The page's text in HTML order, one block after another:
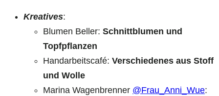
Kreatives:
Blumen Beller: Schnittblumen und
Topfpflanzen
Handarbeitscafé: Verschiedenes aus Stoff
und Wolle
Marina Wagenbrenner @Frau_Anni_Wue: